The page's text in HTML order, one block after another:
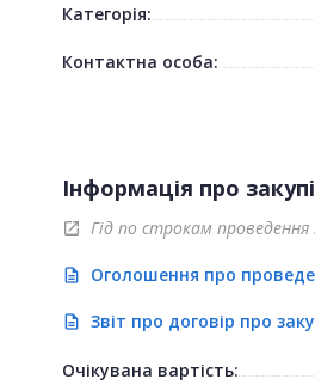
Категорія:
Контактна особа:
Інформація про
open_in_new Гід по строкам проведення
description Оголошення про
description Звіт про договір про
Очікувана вартість: